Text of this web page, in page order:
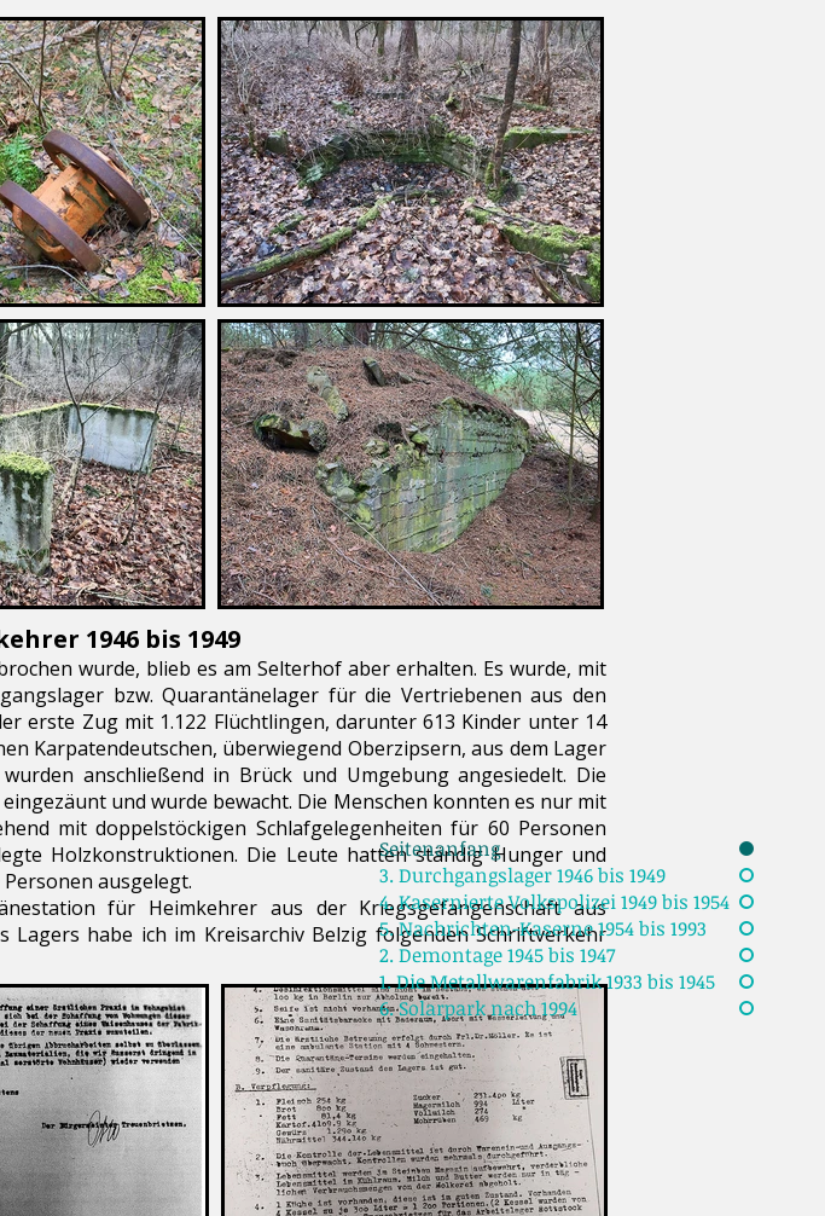
Seitenanfang
3. Durchgangslager 1946 bis 1949
4. Kasernierte Volkspolizei 1949 bis 1954
5. Nachrichten-Kaserne 1954 bis 1993
2. Demontage 1945 bis 1947
1. Die Metallwarenfabrik 1933 bis 1945
6. Solarpark nach 1994
1946 bis 1949
wurde, blieb es am Selterhof aber erhalten. Es wurde, mit
bzw. Quarantänelager für die Vertriebenen aus den
erste Zug mit 1.122 Flüchtlingen, darunter 613 Kinder unter 14
Karpatendeutschen, überwiegend Oberzipsern, aus dem Lager
anschließend in Brück und Umgebung angesiedelt. Die
und wurde bewacht. Die Menschen konnten es nur mit
mit doppelstöckigen Schlafgelegenheiten für 60 Personen
Holzkonstruktionen. Die Leute hatten ständig Hunger und
ausgelegt.
für Heimkehrer aus der Kriegsgefangenschaft aus
Lagers habe ich im Kreisarchiv Belzig folgenden Schriftverkehr